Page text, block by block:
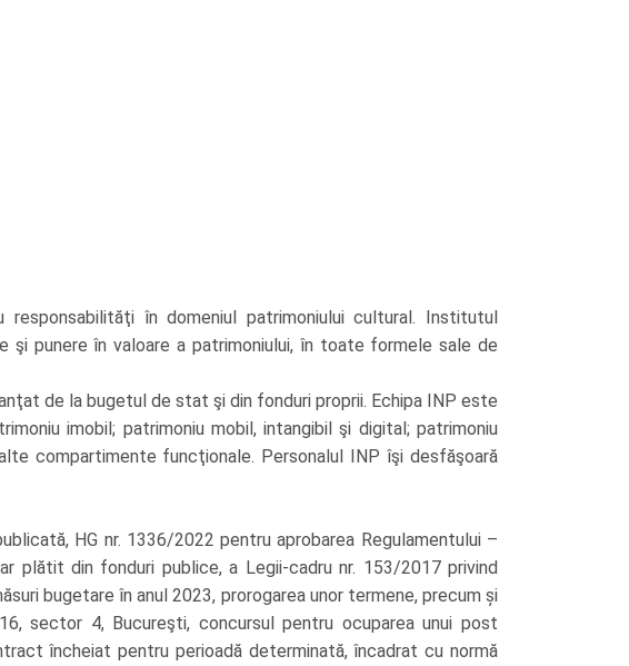
în domeniul patrimoniului cultural. Institutul
punere în valoare a patrimoniului, în toate formele sale de
de la bugetul de stat şi din fonduri proprii. Echipa INP este
imobil; patrimoniu mobil, intangibil şi digital; patrimoniu
compartimente funcţionale. Personalul INP îşi desfăşoară
HG nr. 1336/2022 pentru aprobarea Regulamentului –
plătit din fonduri publice, a Legii-cadru nr. 153/2017 privind
bugetare în anul 2023, prorogarea unor termene, precum și
sector 4, Bucureşti, concursul pentru ocuparea unui post
încheiat pentru perioadă determinată, încadrat cu normă